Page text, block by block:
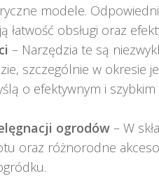
modele.
łatwość obsługi oraz
– Narzędzia te są
szczególnie w okresie
o efektywnym i
ogrodów – W
oraz różnorodne